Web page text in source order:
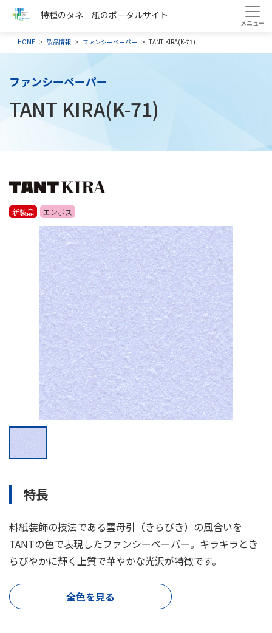
特種のタネ 紙のポータルサイト
HOME 製品情報 ファンシーペーパー TANT KIRA(K-71)
ファンシーペーパー
TANT KIRA(K-71)
新製品 エンボス
特長
料紙装飾の技法である雲母引（きらびき）の風合いを
TANTの色で表現したファンシーペーパー。キラキラとき
らびやかに輝く上質で華やかな光沢が特徴です。
全色を見る